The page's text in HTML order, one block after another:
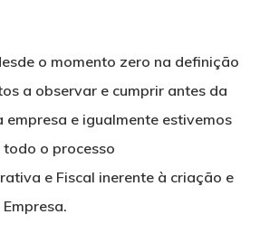
o momento zero na definição
a observar e cumprir antes da
empresa e igualmente estivemos
o processo
e Fiscal inerente à criação e